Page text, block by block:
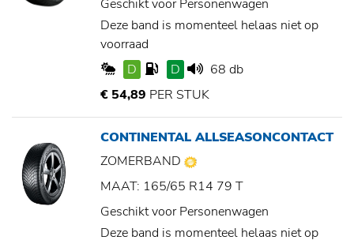
Geschikt voor Personenwagen
Deze band is momenteel helaas niet op
voorraad
D
D
68 db
€ 54,89 PER STUK
CONTINENTAL ALLSEASONCONTACT
ZOMERBAND
MAAT: 165/65 R14 79 T
Geschikt voor Personenwagen
Deze band is momenteel helaas niet op